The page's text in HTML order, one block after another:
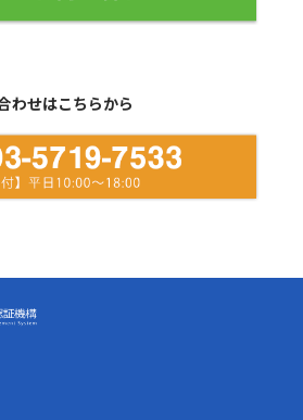
わせはこちらから